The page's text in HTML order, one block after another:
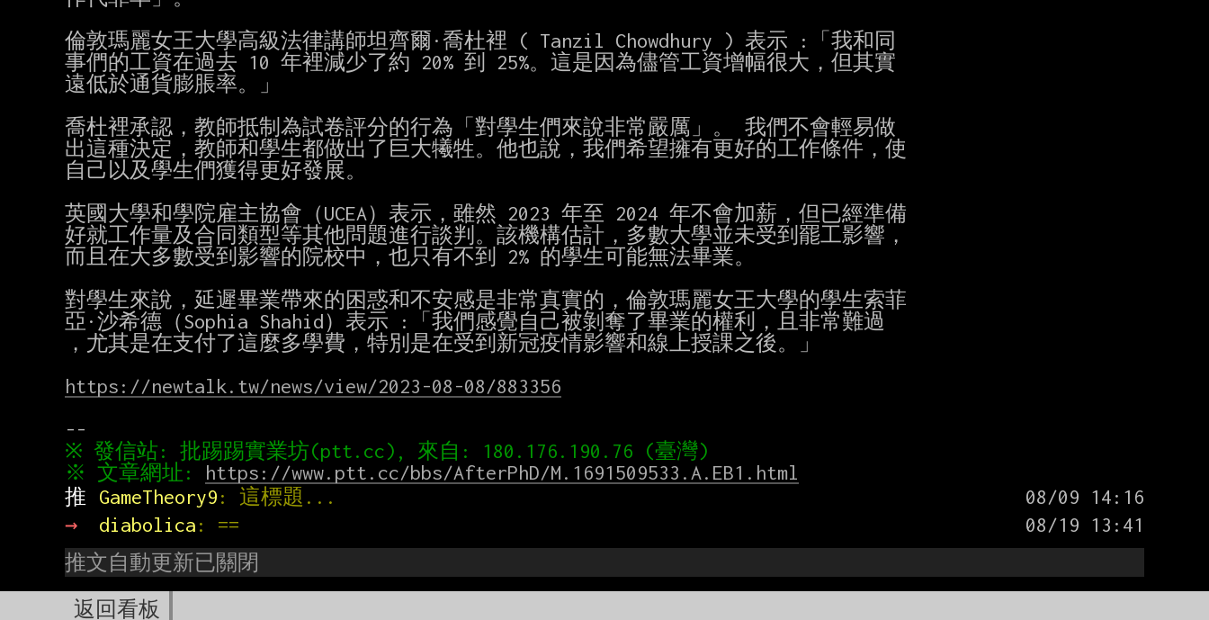
返回看板
倫敦瑪麗女王大學高級法律講師坦齊爾·喬杜裡 ( Tanzil Chowdhury ) 表示 :「我和同
事們的工資在過去 10 年裡減少了約 20% 到 25%。這是因為儘管工資增幅很大，但其實
遠低於通貨膨脹率。」
喬杜裡承認，教師抵制為試卷評分的行為「對學生們來說非常嚴厲」。 我們不會輕易做
出這種決定，教師和學生都做出了巨大犧牲。他也說，我們希望擁有更好的工作條件，使
自己以及學生們獲得更好發展。
英國大學和學院雇主協會（UCEA）表示，雖然 2023 年至 2024 年不會加薪，但已經準備
好就工作量及合同類型等其他問題進行談判。該機構估計，多數大學並未受到罷工影響，
而且在大多數受到影響的院校中，也只有不到 2% 的學生可能無法畢業。
對學生來說，延遲畢業帶來的困惑和不安感是非常真實的，倫敦瑪麗女王大學的學生索菲
亞·沙希德（Sophia Shahid）表示 :「我們感覺自己被剝奪了畢業的權利，且非常難過
，尤其是在支付了這麼多學費，特別是在受到新冠疫情影響和線上授課之後。」
https://newtalk.tw/news/view/2023-08-08/883356
※ 文章網址: https://www.ptt.cc/bbs/AfterPhD/M.1691509533.A.EB1.html
推
GameTheory9: 這標題...
→
diabolica: ==
推文自動更新已關閉